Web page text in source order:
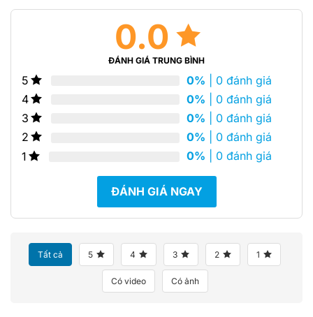
0.0
ĐÁNH GIÁ TRUNG BÌNH
5 0% | 0 đánh giá
4
0% | 0 đánh giá
3
0% | 0 đánh giá
2
0% | 0 đánh giá
1
0% | 0 đánh giá
ĐÁNH GIÁ NGAY
Tất cả 5 4 3 2 1
Có video Có ảnh